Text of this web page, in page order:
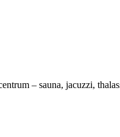
– sauna, jacuzzi,